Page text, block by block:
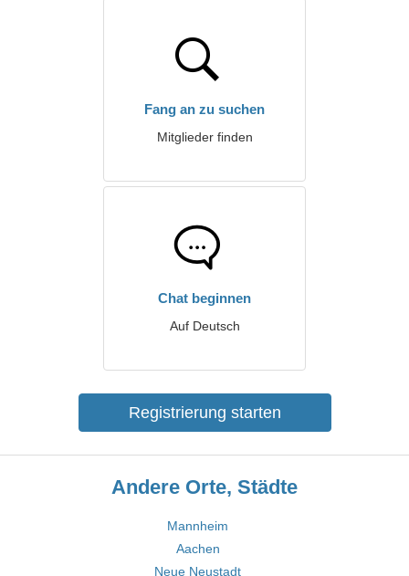
Fang an zu suchen
Mitglieder finden
Chat beginnen
Auf Deutsch
Registrierung starten
Andere Orte, Städte
Mannheim
Aachen
Neue Neustadt